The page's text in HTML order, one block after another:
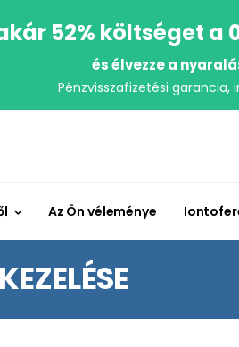
52% költséget
és élvezze a
Pénzvisszafizetési garancia,
Az Ön véleménye